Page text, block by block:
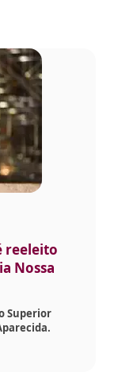
reeleito
Nossa
Superior